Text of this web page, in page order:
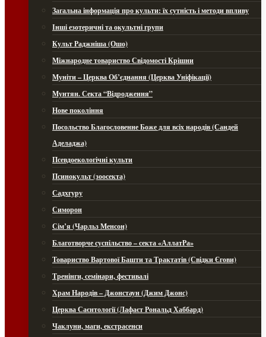
Загальна інформація про культи: їх сутність і методи впливу
Інші езотеричні та окультні групи
Культ Раджніша (Ошо)
Міжнародне товариство Свідомості Крішни
Муніти – Церква Об’єднання (Церква Уніфікації)
Мунтян. Секта “Відродження”
Нове покоління
Посольство Благословенне Боже для всіх народів (Сандей
Аделаджа)
Псевдоекологічні культи
Псинокульт (зоосекта)
Садхгуру
Симорон
Сім’я (Чарльз Менсон)
Благотворче суспільство – секта «АллатРа»
Товариство Вартової Башти та Трактатів (Свідки Єгови)
Тренінги, семінари, фестивалі
Храм Народів – Джонстаун (Джим Джонс)
Церква Саєнтології (Лафаєт Рональд Хаббард)
Чаклуни, маги, екстрасенси